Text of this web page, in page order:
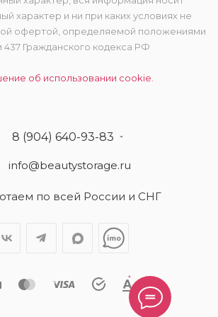
характер и ни при каких условиях не
офертой, определяемой положениями
437 Гражданского кодекса РФ
об использовании cookie.
8 (904) 640-93-83
info@beautystorage.ru
по всей России и СНГ